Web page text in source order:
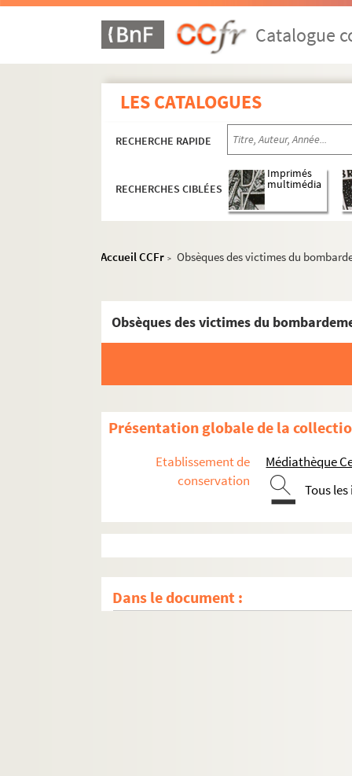
Catalogue
LES CATALOGUES
RECHERCHE RAPIDE
RECHERCHES CIBLÉES
Imprimés
multimédia
Accueil CCFr > Obsèques des victimes du
Obsèques des victimes du
Présentation globale de la
Etablissement de
conservation
Médiathèque
Tous
Dans le document :